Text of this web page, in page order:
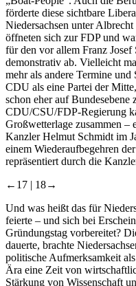
förderte diese sichtbare
Niedersachsen unter
öffneten sich zur FDP und
für den vor allem Franz
demonstrativ ab. Vielleicht
mehr als andere Termine
CDU als eine Partei der
schon eher auf
CDU/CSU/FDP-Regierung
Großwetterlage zusammen –
Kanzler Helmut Schmidt im
einem Wiederaufbegehren
repräsentiert durch die
←17 | 18→
Und was heißt das für
feierte – und sich bei
Gründungstag vorbereitet?
dauerte, brachte
politische Aufmerksamkeit
Ära eine Zeit von
Stärkung von Wissenschaft